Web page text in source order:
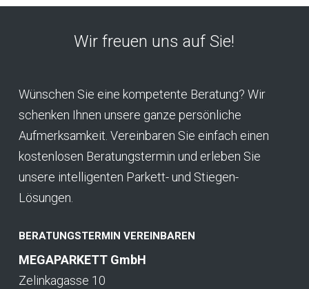
Wir freuen uns auf Sie!
Wünschen Sie eine kompetente Beratung? Wir
schenken Ihnen unsere ganze persönliche
Aufmerksamkeit. Vereinbaren Sie einfach einen
kostenlosen Beratungstermin und erleben Sie
unsere intelligenten Parkett- und Stiegen-
Lösungen.
BERATUNGSTERMIN VEREINBAREN
MEGAPARKETT GmbH
Zelinkagasse 10